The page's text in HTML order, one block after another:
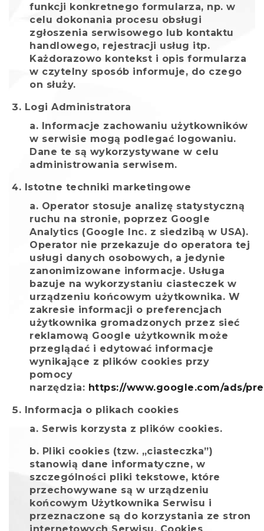
funkcji konkretnego formularza, np. w
celu dokonania procesu obsługi
zgłoszenia serwisowego lub kontaktu
handlowego, rejestracji usług itp.
Każdorazowo kontekst i opis formularza
w czytelny sposób informuje, do czego
on służy.
Logi Administratora
Informacje zachowaniu użytkowników
w serwisie mogą podlegać logowaniu.
Dane te są wykorzystywane w celu
administrowania serwisem.
Istotne techniki marketingowe
Operator stosuje analizę statystyczną
ruchu na stronie, poprzez Google
Analytics (Google Inc. z siedzibą w USA).
Operator nie przekazuje do operatora tej
usługi danych osobowych, a jedynie
zanonimizowane informacje. Usługa
bazuje na wykorzystaniu ciasteczek w
urządzeniu końcowym użytkownika. W
zakresie informacji o preferencjach
użytkownika gromadzonych przez sieć
reklamową Google użytkownik może
przeglądać i edytować informacje
wynikające z plików cookies przy
pomocy
narzędzia: https://www.google.com/ads/
Informacja o plikach cookies
Serwis korzysta z plików cookies.
Pliki cookies (tzw. „ciasteczka”)
stanowią dane informatyczne, w
szczególności pliki tekstowe, które
przechowywane są w urządzeniu
końcowym Użytkownika Serwisu i
przeznaczone są do korzystania ze stron
internetowych Serwisu. Cookies